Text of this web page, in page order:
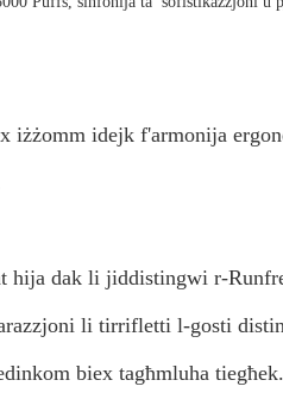
idejk f'armonija
dak li jiddistingwi r-
li tirrifletti l-gosti
biex tagħmluha tiegħek.